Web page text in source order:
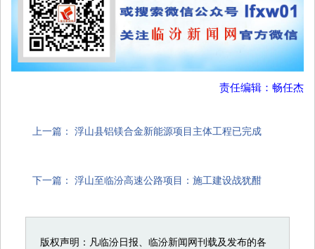
责任编辑：畅任杰
上一篇： 浮山县铝镁合金新能源项目主体工程已完成
下一篇： 浮山至临汾高速公路项目：施工建设战犹酣
版权声明：凡临汾日报、临汾新闻网刊载及发布的各